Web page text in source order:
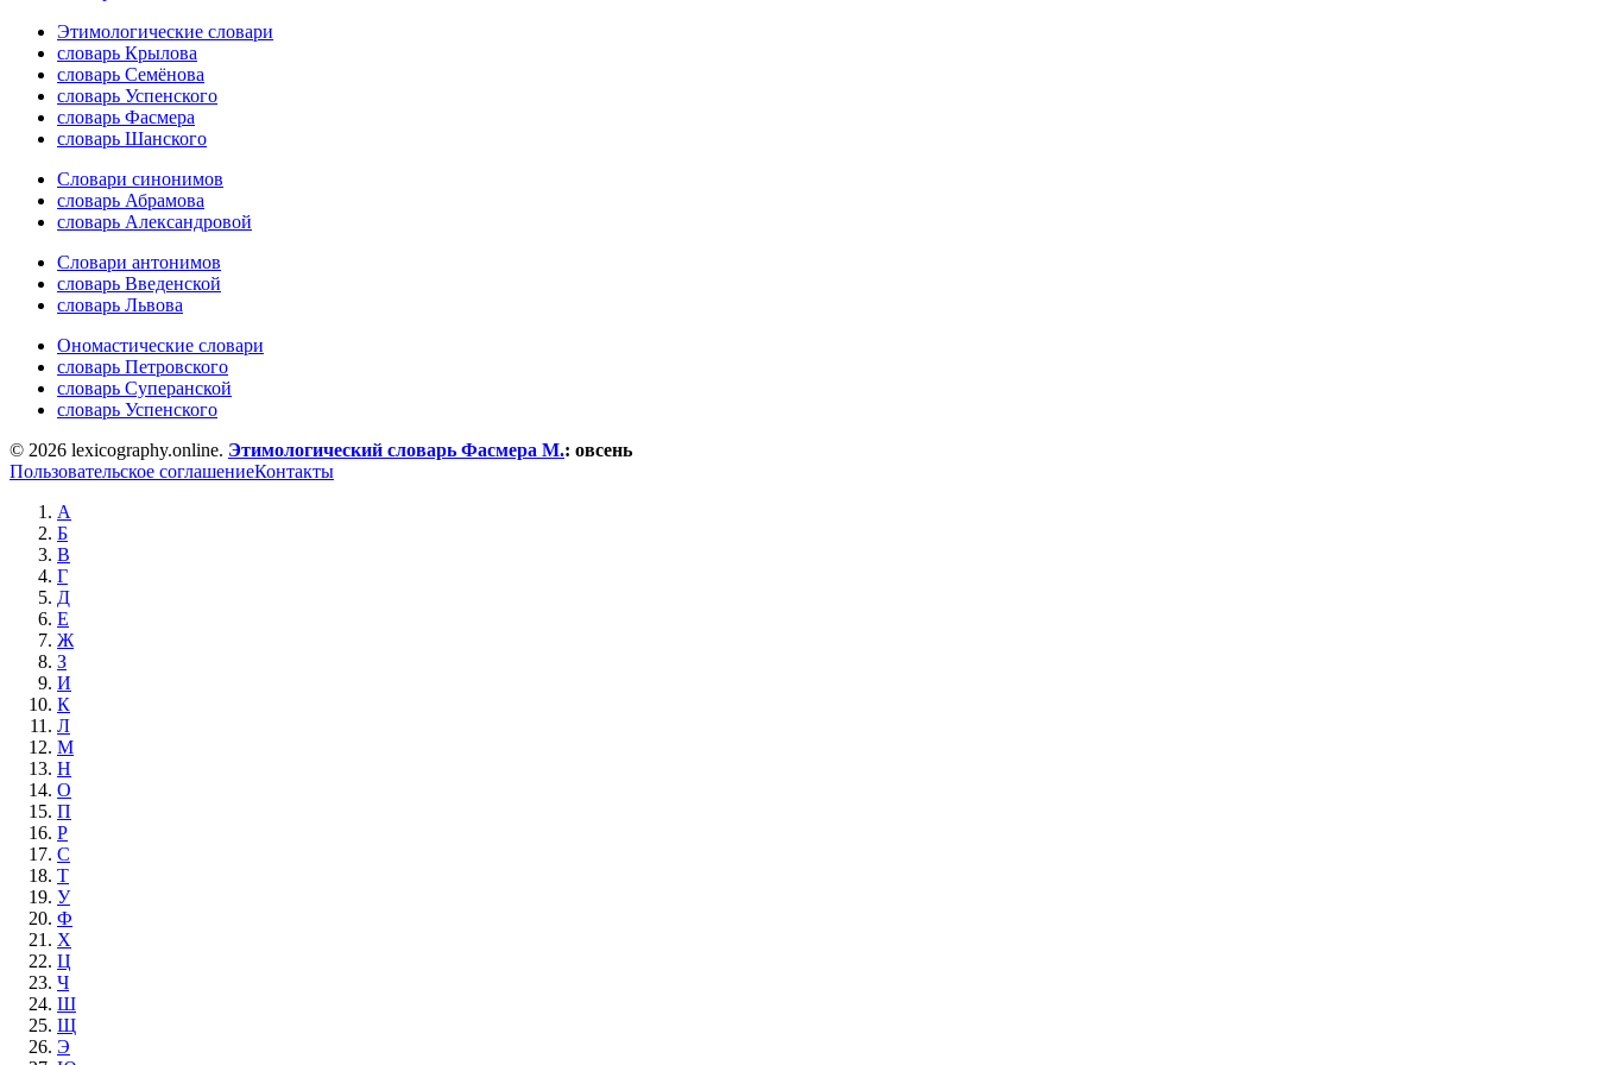
Этимологические словари
словарь Крылова
словарь Семёнова
словарь Успенского
словарь Фасмера
словарь Шанского
Словари синонимов
словарь Абрамова
словарь Александровой
Словари антонимов
словарь Введенской
словарь Львова
Ономастические словари
словарь Петровского
словарь Суперанской
словарь Успенского
© 2026 lexicography.online. Этимологический словарь Фасмера М.: овсень
Пользовательское соглашениеКонтакты
А
Б
В
Г
Д
Е
Ж
З
И
К
Л
М
Н
О
П
Р
С
Т
У
Ф
Х
Ц
Ч
Ш
Щ
Э